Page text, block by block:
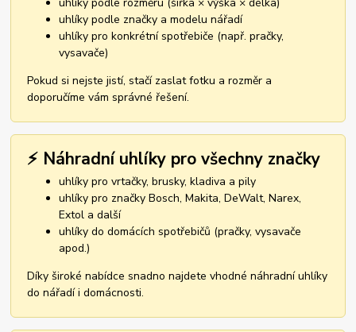
uhlíky podle značky a modelu nářadí
uhlíky pro konkrétní spotřebiče (např. pračky,
vysavače)
Pokud si nejste jistí, stačí zaslat fotku a rozměr a
doporučíme vám správné řešení.
⚡ Náhradní uhlíky pro všechny značky
uhlíky pro vrtačky, brusky, kladiva a pily
uhlíky pro značky Bosch, Makita, DeWalt, Narex,
Extol a další
uhlíky do domácích spotřebičů (pračky, vysavače
apod.)
Díky široké nabídce snadno najdete vhodné náhradní uhlíky
do nářadí i domácnosti.